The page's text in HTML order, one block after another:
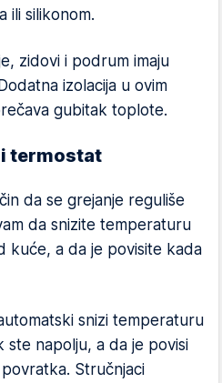
ili silikonom.
zidovi i podrum imaju
izolacija u ovim
gubitak toplote.
termostat
da se grejanje reguliše
da snizite temperaturu
kuće, a da je povisite kada
snizi temperaturu
napolju, a da je povisi
Stručnjaci